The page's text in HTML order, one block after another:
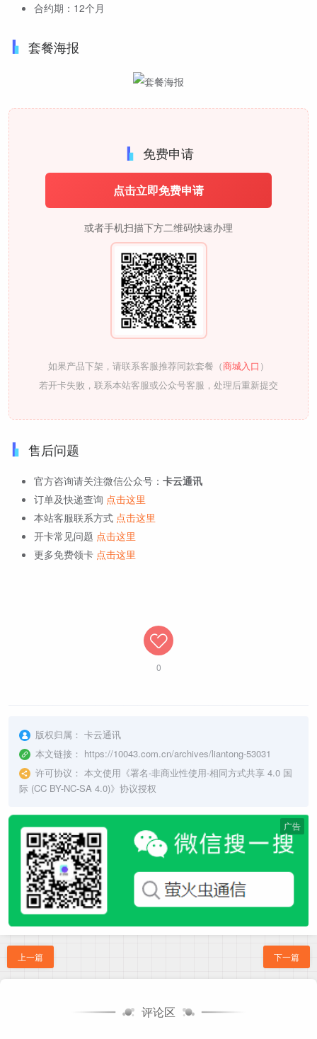
合约期：12个月
套餐海报
免费申请
点击立即免费申请
或者手机扫描下方二维码快速办理
如果产品下架，请联系客服推荐同款套餐（商城入口 ）
若开卡失败，联系本站客服或公众号客服，处理后重新提交
售后问题
官方咨询请关注微信公众号： 卡云通讯
订单及快递查询 点击这里
本站客服联系方式 点击这里
开卡常见问题 点击这里
更多免费领卡 点击这里
0
版权归属： 卡云通讯
本文链接： https://10043.com.cn/archives/liantong-53031
许可协议： 本文使用《署名-非商业性使用-相同方式共享 4.0 国
际 (CC BY-NC-SA 4.0)》协议授权
广告
上一篇 下一篇
评论区